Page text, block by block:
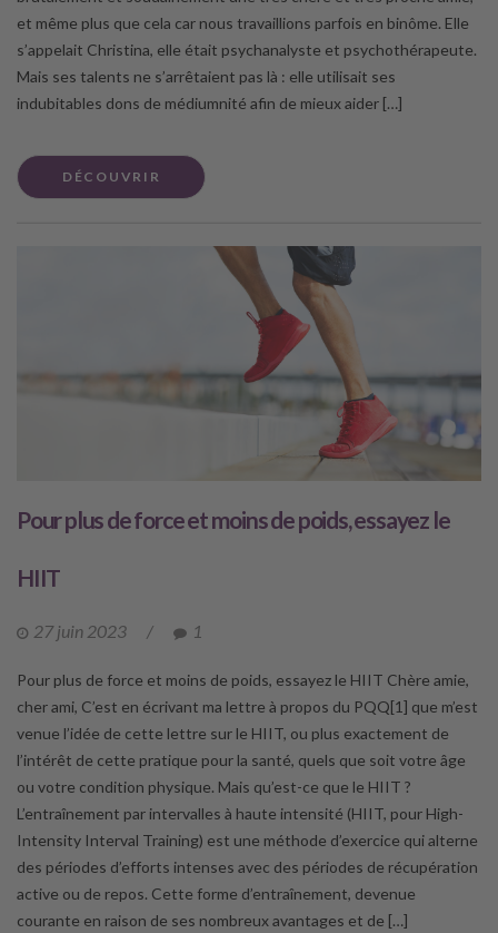
et même plus que cela car nous travaillions parfois en binôme. Elle
s’appelait Christina, elle était psychanalyste et psychothérapeute.
Mais ses talents ne s’arrêtaient pas là : elle utilisait ses
indubitables dons de médiumnité afin de mieux aider […]
DÉCOUVRIR
Pour plus de force et moins de poids, essayez le
HIIT
27 juin 2023 / 1
Pour plus de force et moins de poids, essayez le HIIT Chère amie,
cher ami, C’est en écrivant ma lettre à propos du PQQ[1] que m’est
venue l’idée de cette lettre sur le HIIT, ou plus exactement de
l’intérêt de cette pratique pour la santé, quels que soit votre âge
ou votre condition physique. Mais qu’est-ce que le HIIT ?
L’entraînement par intervalles à haute intensité (HIIT, pour High-
Intensity Interval Training) est une méthode d’exercice qui alterne
des périodes d’efforts intenses avec des périodes de récupération
active ou de repos. Cette forme d’entraînement, devenue
courante en raison de ses nombreux avantages et de […]